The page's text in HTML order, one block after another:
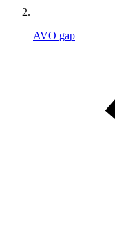
AVO gap